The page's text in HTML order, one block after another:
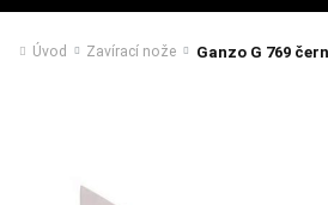
Úvod Zavírací nože Ganzo G 769